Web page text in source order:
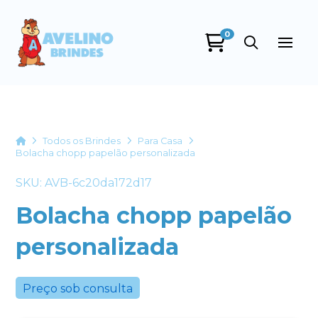
0
HomeTodos os Brindes
Para Casa
Bolacha chopp papelão personalizada
SKU: AVB-6c20da172d17
Bolacha chopp papelão
personalizada
Preço sob consulta
+55